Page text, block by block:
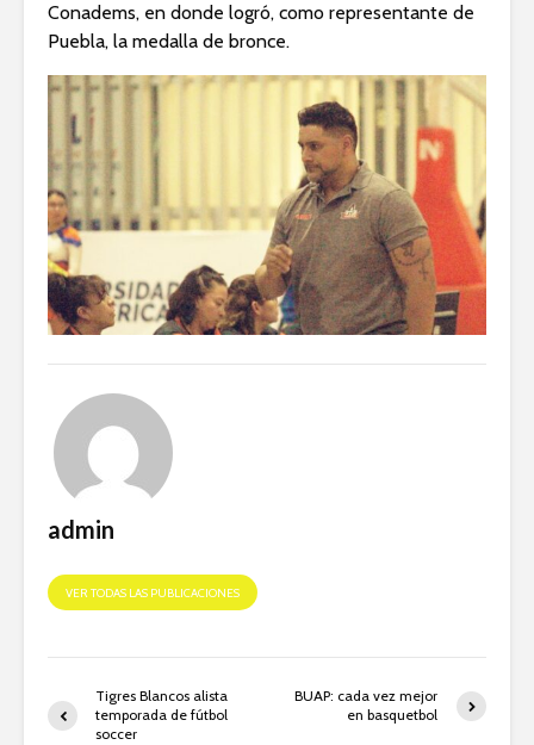
Conadems, en donde logró, como representante de
Puebla, la medalla de bronce.
admin
VER TODAS LAS PUBLICACIONES
Tigres Blancos alista
temporada de fútbol
soccer
BUAP: cada vez mejor
en basquetbol